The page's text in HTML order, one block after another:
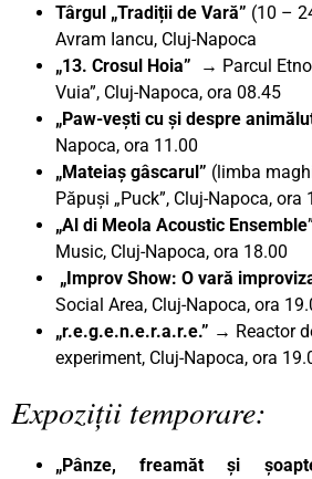
Târgul „Tradiții de Vară” (10 –
Avram Iancu, Cluj-Napoca
„13. Crosul Hoia”
→ Parcul
Vuia”, Cluj-Napoca, ora 08.45
„Paw-vești cu și despre
Napoca, ora 11.00
„Mateiaș gâscarul” (limba
Păpuși „Puck”, Cluj-Napoca, ora
„Al di Meola Acoustic Ensemble
Music, Cluj-Napoca, ora 18.00
„Improv Show: O vară
Social Area, Cluj-Napoca, ora
„r.e.g.e.n.e.r.a.r.e.” → Reactor
experiment, Cluj-Napoca, ora
Expoziții temporare:
„Pânze, freamăt și